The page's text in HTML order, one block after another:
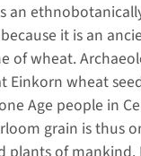
an
it is an
of wheat.
Einkorn wheat
Age people in
grain is thus